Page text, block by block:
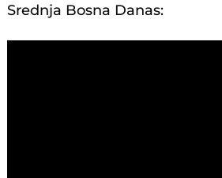
Srednja Bosna Danas: